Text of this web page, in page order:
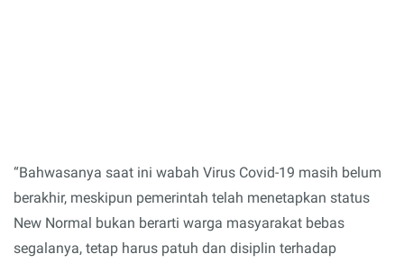
“Bahwasanya saat ini wabah Virus Covid-19 masih belum
berakhir, meskipun pemerintah telah menetapkan status
New Normal bukan berarti warga masyarakat bebas
segalanya, tetap harus patuh dan disiplin terhadap